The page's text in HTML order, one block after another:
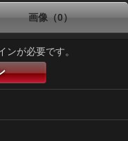
画像（0）
ンが必要です。